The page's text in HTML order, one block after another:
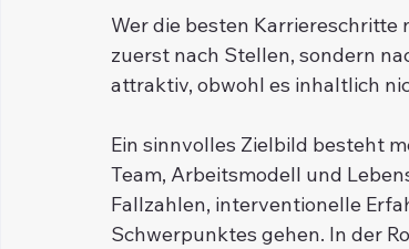
Wer die besten
zuerst nach Stellen, sondern
attraktiv, obwohl es inhaltlich
Ein sinnvolles Zielbild besteht
Team, Arbeitsmodell und
Fallzahlen, interventionelle
Schwerpunktes gehen. In der